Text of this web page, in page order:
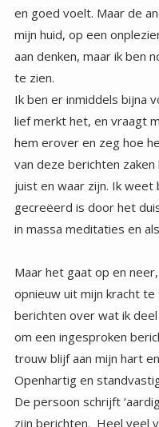
te zien.
Ik ben er inmiddels bijna
lief merkt het, en vraagt
hem erover en zeg hoe
van deze berichten
juist en waar zijn. Ik
gecreëerd is door het
in massa meditaties en
Maar het gaat op en
opnieuw uit mijn kracht
berichten over wat ik deel
om een ingesproken
trouw blijf aan mijn hart
Openhartig en
De persoon schrijft
zijn berichten. Heel